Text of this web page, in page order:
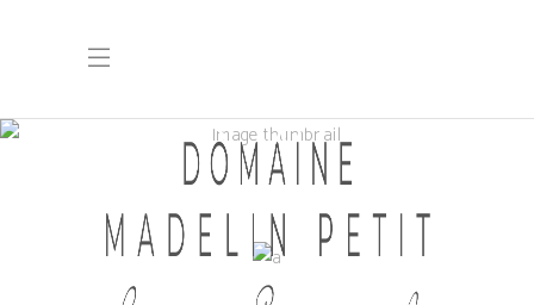
RED WINE